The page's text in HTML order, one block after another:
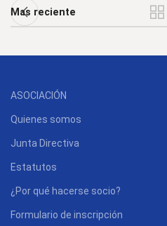
Mas reciente
ASOCIACIÓN
Quienes somos
Junta Directiva
Estatutos
¿Por qué hacerse socio?
Formulario de inscripción